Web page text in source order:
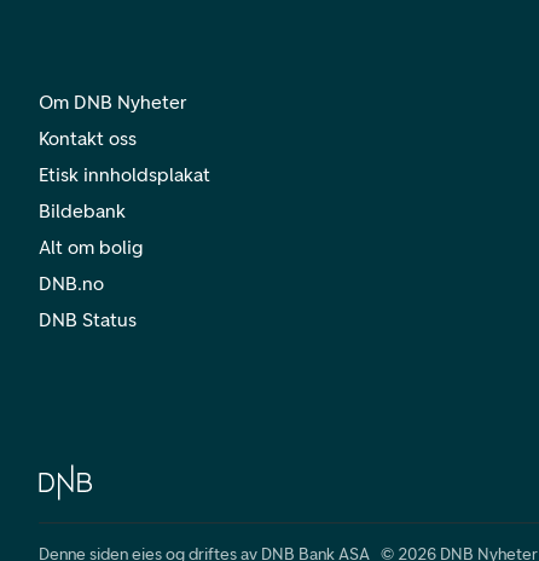
Om DNB Nyheter
Kontakt oss
Etisk innholdsplakat
Bildebank
Alt om bolig
DNB.no
DNB Status
Denne siden eies og driftes av DNB Bank ASA © 2026 DNB Nyheter